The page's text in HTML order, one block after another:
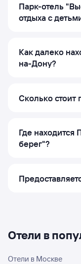
Парк-отель
отдыха с
Как далеко
на-Дону?
Сколько стоит
Где находится
берег"?
Отели в
Отели в Москве